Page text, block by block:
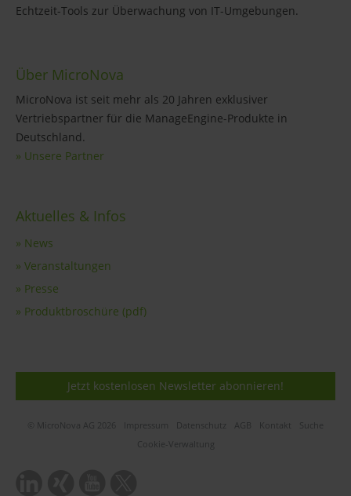
Echtzeit-Tools zur Überwachung von IT-Umgebungen.
Über MicroNova
MicroNova ist seit mehr als 20 Jahren exklusiver
Vertriebspartner für die ManageEngine-Produkte in
Deutschland.
» Unsere Partner
Aktuelles & Infos
» News
» Veranstaltungen
» Presse
» Produktbroschüre (pdf)
Jetzt kostenlosen Newsletter abonnieren!
© MicroNova AG 2026 Impressum Datenschutz AGB Kontakt
Suche
Cookie-Verwaltung